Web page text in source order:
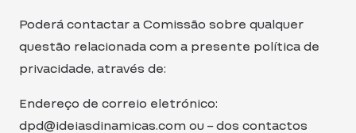
Poderá contactar a Comissão sobre qualquer
questão relacionada com a presente política de
privacidade, através de:
Endereço de correio eletrónico:
dpd@ideiasdinamicas.com ou – dos contactos